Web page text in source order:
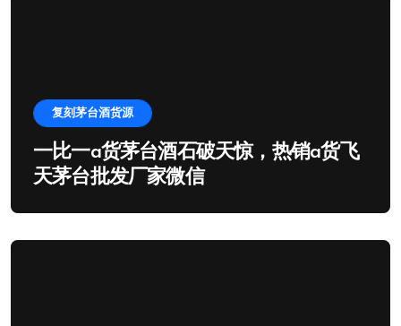
复刻茅台酒货源
一比一a货茅台酒石破天惊，热销a货飞
天茅台批发厂家微信